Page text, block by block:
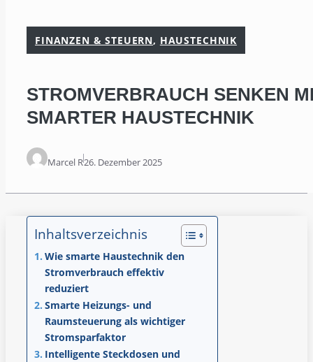
FINANZEN & STEUERN, HAUSTECHNIK
STROMVERBRAUCH SENKEN
SMARTER HAUSTECHNIK
Marcel R26. Dezember 2025
Inhaltsverzeichnis
Wie smarte Haustechnik den
Stromverbrauch effektiv
reduziert
Smarte Heizungs- und
Raumsteuerung als wichtiger
Stromsparfaktor
Intelligente Steckdosen und